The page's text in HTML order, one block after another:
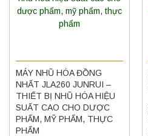
MÁY NHŨ HÓA ĐỒNG
NHẤT JLA260 JUNRUI –
THIẾT BỊ NHŨ HÓA HIỆU
SUẤT CAO CHO DƯỢC
PHẨM, MỸ PHẨM, THỰC
PHẨM